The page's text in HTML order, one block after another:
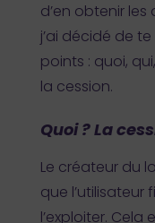
d’en obtenir les
j’ai décidé de
points : quoi,
la cession.
Quoi ? La
Le créateur du
que l’utilisateur
l’exploiter.